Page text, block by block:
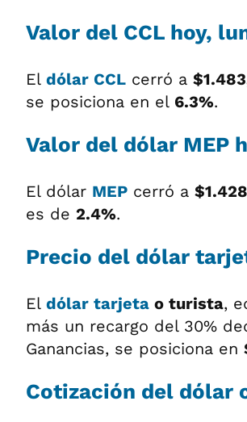
Valor del CCL hoy,
El dólar CCL cerró a
se posiciona en el 6.3%.
Valor del dólar MEP
El dólar MEP cerró a
es de 2.4%.
Precio del dólar
El dólar tarjeta o turista,
más un recargo del 30%
Ganancias, se posiciona en
Cotización del dólar